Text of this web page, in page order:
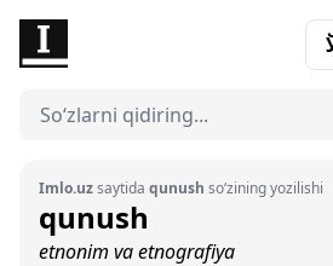
Imlo.uzsaytida qunush so‘zining yozilishi
qunush
etnonim va etnografiya